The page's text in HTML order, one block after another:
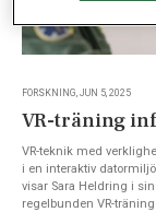
FORSKNING, JUN 5, 2025
VR-träning
VR-teknik med
i en interaktiv
visar Sara Heldring i
regelbunden VR-